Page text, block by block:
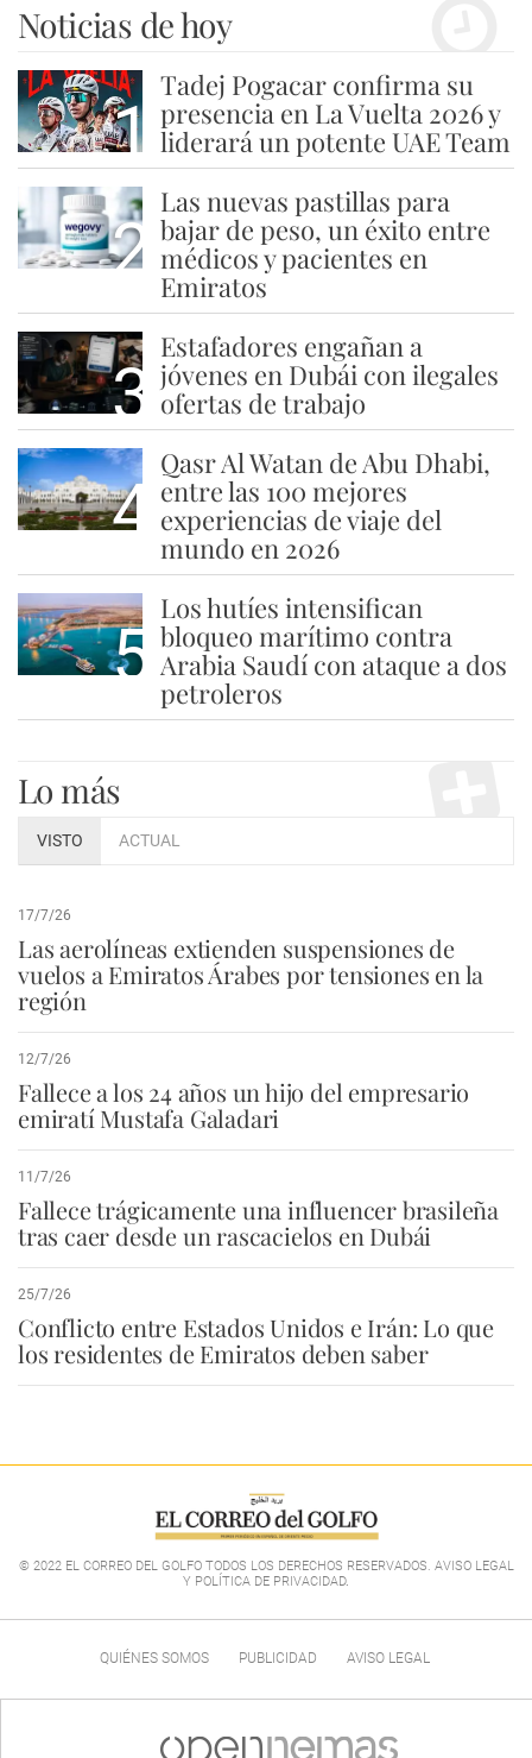
Noticias de hoy
1
Tadej Pogacar confirma su
presencia en La Vuelta 2026 y
liderará un potente UAE Team
2
Las nuevas pastillas para
bajar de peso, un éxito entre
médicos y pacientes en
Emiratos
3
Estafadores engañan a
jóvenes en Dubái con ilegales
ofertas de trabajo
4
Qasr Al Watan de Abu Dhabi,
entre las 100 mejores
experiencias de viaje del
mundo en 2026
5
Los hutíes intensifican
bloqueo marítimo contra
Arabia Saudí con ataque a dos
petroleros
Lo más
VISTO ACTUAL
17/7/26
Las aerolíneas extienden suspensiones de
vuelos a Emiratos Árabes por tensiones en la
región
12/7/26
Fallece a los 24 años un hijo del empresario
emiratí Mustafa Galadari
11/7/26
Fallece trágicamente una influencer brasileña
tras caer desde un rascacielos en Dubái
25/7/26
Conflicto entre Estados Unidos e Irán: Lo que
los residentes de Emiratos deben saber
© 2022 EL CORREO DEL GOLFO TODOS LOS DERECHOS RESERVADOS. AVISO LEGAL
Y POLÍTICA DE PRIVACIDAD.
QUIÉNES SOMOS PUBLICIDAD AVISO LEGAL